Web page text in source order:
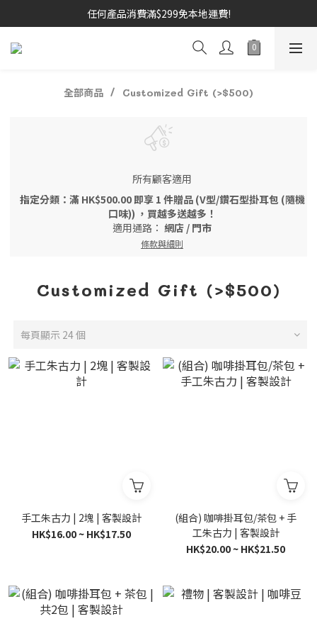
任何產品消費滿$299免本地運費!
全部商品 Customized Gift (>$500)
所有顧客適用
指定分類：滿 HK$500.00 即享 1 件贈品 (V型/鑽石型掛耳包 (隨機
口味)) ，買越多送越多！
適用通路： 網店 / 門市
條款與細則
Customized Gift (>$500)
每頁顯示 24 個
手工朱古力 | 2塊 | 客製設計
HK$16.00 ~ HK$17.50
(組合) 咖啡掛耳包/茶包 + 手
工朱古力 | 客製設計
HK$20.00 ~ HK$21.50